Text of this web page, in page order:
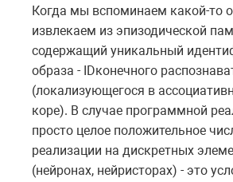
Когда мы вспоминаем какой-то
извлекаем из эпизодической
содержащий уникальный
образа - IDконечного
(локализующегося в
коре). В случае программной
просто целое положительное
реализации на дискретных
(нейронах, нейристорах) - это